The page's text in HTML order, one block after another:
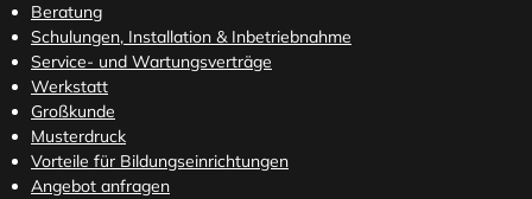
Beratung
Schulungen, Installation & Inbetriebnahme
Service- und Wartungsverträge
Werkstatt
Großkunde
Musterdruck
Vorteile für Bildungseinrichtungen
Angebot anfragen